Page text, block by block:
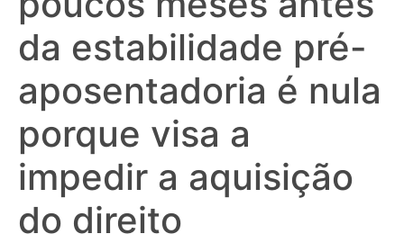
da estabilidade pré-
aposentadoria é nula
porque visa a
impedir a aquisição
do direito